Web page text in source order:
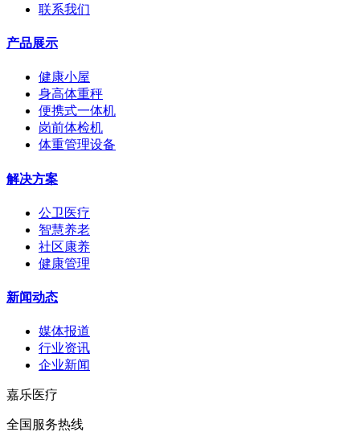
联系我们
产品展示
健康小屋
身高体重秤
便携式一体机
岗前体检机
体重管理设备
解决方案
公卫医疗
智慧养老
社区康养
健康管理
新闻动态
媒体报道
行业资讯
企业新闻
嘉乐医疗
全国服务热线